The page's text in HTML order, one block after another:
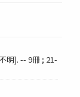
明]. -- 9冊 ; 21-